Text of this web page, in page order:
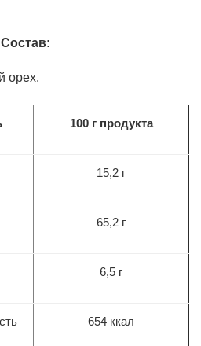
Состав:
орех.
100 г продукта
15,2 г
65,2 г
6,5 г
654 ккал